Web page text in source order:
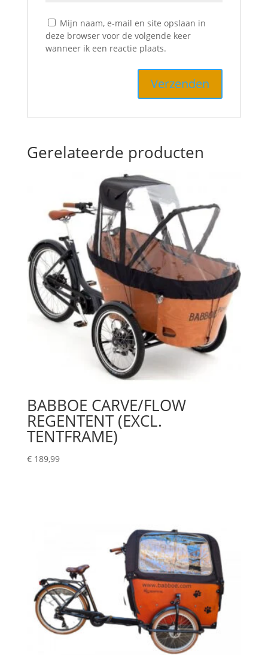
Mijn naam, e-mail en site opslaan in
deze browser voor de volgende keer
wanneer ik een reactie plaats.
Gerelateerde producten
BABBOE CARVE/FLOW
REGENTENT (EXCL.
TENTFRAME)
€189,99